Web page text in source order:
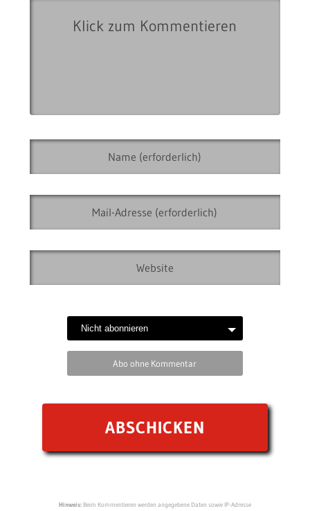
Abo ohne Kommentar
Hinweis:Beim Kommentieren werden angegebene Daten sowie IP-Adresse